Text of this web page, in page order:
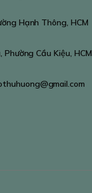
Hạnh Thông, HCM
Cầu Kiệu, HCM